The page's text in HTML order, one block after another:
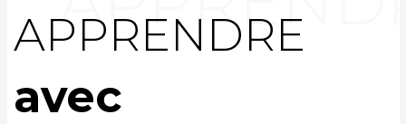
APPRENDRE
avec